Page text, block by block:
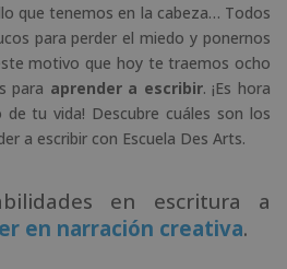
que tenemos en la cabeza… Todos
para perder el miedo y ponernos
motivo que hoy te traemos ocho
para aprender a escribir. ¡Es hora
tu vida! Descubre cuáles son los
a escribir con Escuela Des Arts.
en escritura a
en narración creativa.